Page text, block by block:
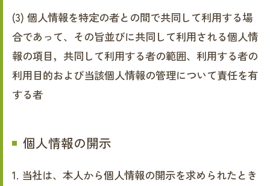
(3) 個人情報を特定の者との間で共同して利用する場
合であって、その旨並びに共同して利用される個人情
報の項目，共同して利用する者の範囲、利用する者の
利用目的および当該個人情報の管理について責任を有
する者
個人情報の開示
1. 当社は、本人から個人情報の開示を求められたとき